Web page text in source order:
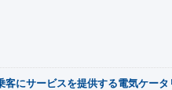
客にサービスを提供する電気ケータ